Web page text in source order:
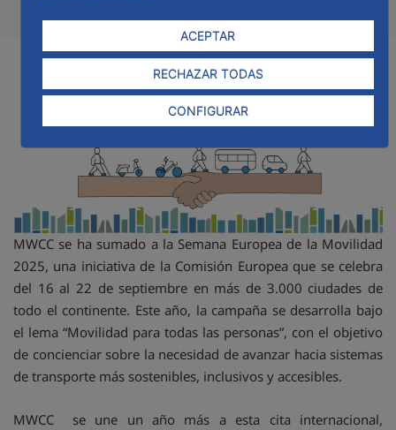
ACEPTAR
RECHAZAR TODAS
CONFIGURAR
MWCC se ha sumado a la Semana Europea de la Movilidad
2025, una iniciativa de la Comisión Europea que se celebra
del 16 al 22 de septiembre en más de 3.000 ciudades de
todo el continente. Este año, la campaña se desarrolla bajo
el lema “Movilidad para todas las personas”, con el objetivo
de concienciar sobre la necesidad de avanzar hacia sistemas
de transporte más sostenibles, inclusivos y accesibles.
MWCC se une un año más a esta cita internacional,